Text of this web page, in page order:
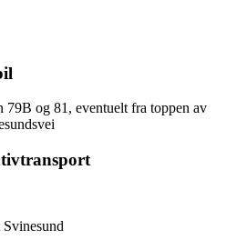
79B og 81, eventuelt fra toppen av
Svinesund